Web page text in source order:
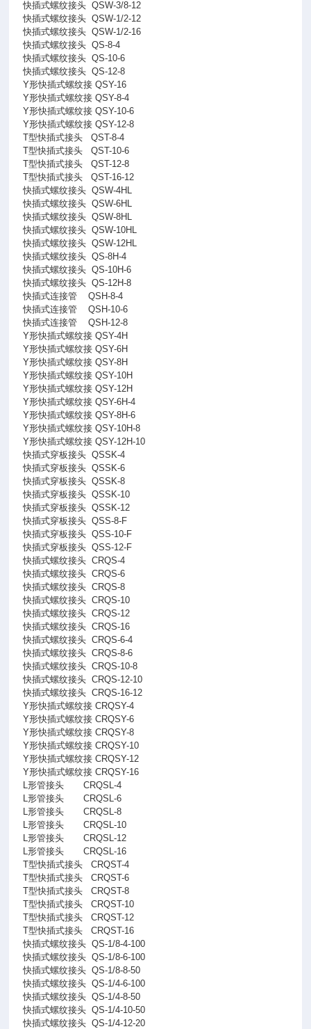
快插式螺纹接头 QSW-3/8-12
快插式螺纹接头 QSW-1/2-12
快插式螺纹接头 QSW-1/2-16
快插式螺纹接头 QS-8-4
快插式螺纹接头 QS-10-6
快插式螺纹接头 QS-12-8
Y形快插式螺纹接 QSY-16
Y形快插式螺纹接 QSY-8-4
Y形快插式螺纹接 QSY-10-6
Y形快插式螺纹接 QSY-12-8
T型快插式接头
QST-8-4
T型快插式接头
QST-10-6
T型快插式接头
QST-12-8
T型快插式接头
QST-16-12
快插式螺纹接头 QSW-4HL
快插式螺纹接头 QSW-6HL
快插式螺纹接头 QSW-8HL
快插式螺纹接头 QSW-10HL
快插式螺纹接头 QSW-12HL
快插式螺纹接头 QS-8H-4
快插式螺纹接头 QS-10H-6
快插式螺纹接头 QS-12H-8
快插式连接管
QSH-8-4
快插式连接管
QSH-10-6
快插式连接管
QSH-12-8
Y形快插式螺纹接 QSY-4H
Y形快插式螺纹接 QSY-6H
Y形快插式螺纹接 QSY-8H
Y形快插式螺纹接 QSY-10H
Y形快插式螺纹接 QSY-12H
Y形快插式螺纹接 QSY-6H-4
Y形快插式螺纹接 QSY-8H-6
Y形快插式螺纹接 QSY-10H-8
Y形快插式螺纹接 QSY-12H-10
快插式穿板接头 QSSK-4
快插式穿板接头 QSSK-6
快插式穿板接头 QSSK-8
快插式穿板接头 QSSK-10
快插式穿板接头 QSSK-12
快插式穿板接头 QSS-8-F
快插式穿板接头 QSS-10-F
快插式穿板接头 QSS-12-F
快插式螺纹接头 CRQS-4
快插式螺纹接头 CRQS-6
快插式螺纹接头 CRQS-8
快插式螺纹接头 CRQS-10
快插式螺纹接头 CRQS-12
快插式螺纹接头 CRQS-16
快插式螺纹接头 CRQS-6-4
快插式螺纹接头 CRQS-8-6
快插式螺纹接头 CRQS-10-8
快插式螺纹接头 CRQS-12-10
快插式螺纹接头 CRQS-16-12
Y形快插式螺纹接 CRQSY-4
Y形快插式螺纹接 CRQSY-6
Y形快插式螺纹接 CRQSY-8
Y形快插式螺纹接 CRQSY-10
Y形快插式螺纹接 CRQSY-12
Y形快插式螺纹接 CRQSY-16
L形管接头
CRQSL-4
L形管接头
CRQSL-6
L形管接头
CRQSL-8
L形管接头
CRQSL-10
L形管接头
CRQSL-12
L形管接头
CRQSL-16
T型快插式接头
CRQST-4
T型快插式接头
CRQST-6
T型快插式接头
CRQST-8
T型快插式接头
CRQST-10
T型快插式接头
CRQST-12
T型快插式接头
CRQST-16
快插式螺纹接头 QS-1/8-4-100
快插式螺纹接头 QS-1/8-6-100
快插式螺纹接头 QS-1/8-8-50
快插式螺纹接头 QS-1/4-6-100
快插式螺纹接头 QS-1/4-8-50
快插式螺纹接头 QS-1/4-10-50
快插式螺纹接头 QS-1/4-12-20